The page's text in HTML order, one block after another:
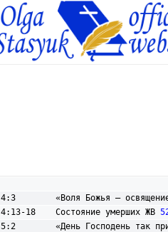
4:3        «Воля Божья –
4:13-18    Состояние умерших ЖВ
5:2        «День Господень так